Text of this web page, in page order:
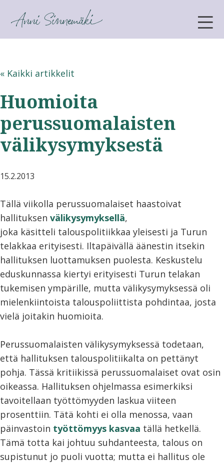
ANNI SINNEMÄKI
« Kaikki artikkelit
Huomioita
perussuomalaisten
välikysymyksestä
15.2.2013
Tällä viikolla perussuomalaiset haastoivat
hallituksen välikysymyksellä,
joka käsitteli talouspolitiikkaa yleisesti ja Turun
telakkaa erityisesti. Iltapäivällä äänestin itsekin
hallituksen luottamuksen puolesta. Keskustelu
eduskunnassa kiertyi erityisesti Turun telakan
tukemisen ympärille, mutta välikysymyksessä oli
mielenkiintoista talouspoliittista pohdintaa, josta
vielä joitakin huomioita.
Perussuomalaisten välikysymyksessä todetaan,
että hallituksen talouspolitiikalta on pettänyt
pohja. Tässä kritiikissä perussuomalaiset ovat osin
oikeassa. Hallituksen ohjelmassa esimerkiksi
tavoitellaan työttömyyden laskua viiteen
prosenttiin. Tätä kohti ei olla menossa, vaan
päinvastoin työttömyys kasvaa tällä hetkellä.
Tämä totta kai johtuu suhdanteesta, talous on
supistunut jo puoli vuotta; mutta ei hallitus ole